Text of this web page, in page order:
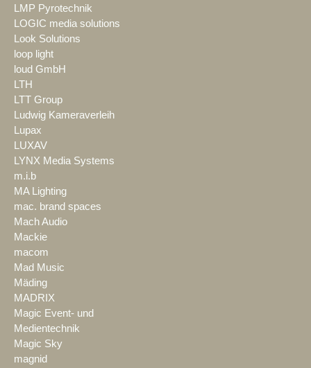
LMP Pyrotechnik
LOGIC media solutions
Look Solutions
loop light
loud GmbH
LTH
LTT Group
Ludwig Kameraverleih
Lupax
LUXAV
LYNX Media Systems
m.i.b
MA Lighting
mac. brand spaces
Mach Audio
Mackie
macom
Mad Music
Mäding
MADRIX
Magic Event- und
Medientechnik
Magic Sky
magnid